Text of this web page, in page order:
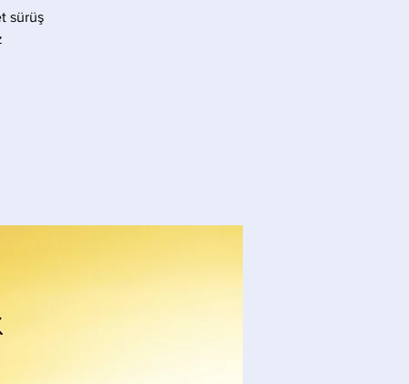
sürüş